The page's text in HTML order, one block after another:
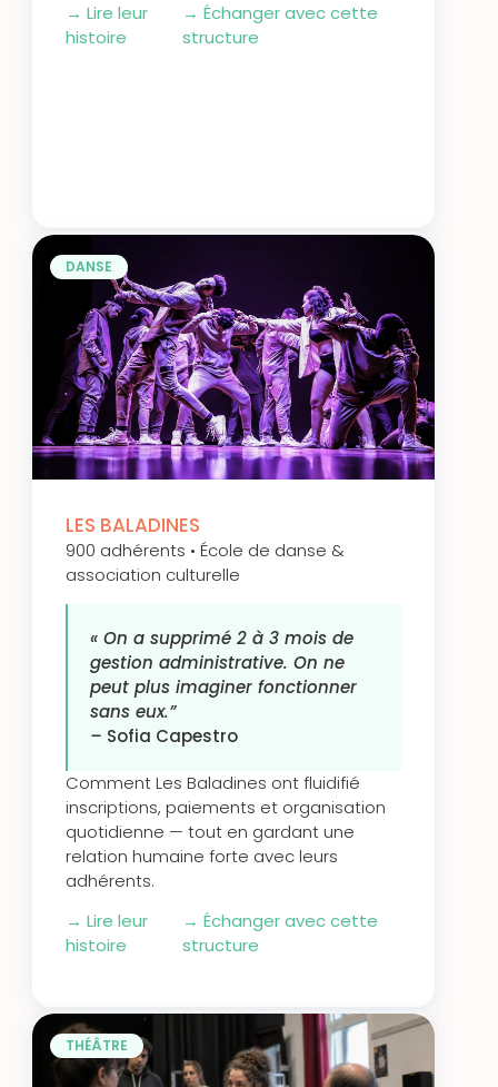
→ Lire leur
histoire
→ Échanger avec cette
structure
DANSE
LES BALADINES
900 adhérents • École de danse &
association culturelle
« On a supprimé 2 à 3 mois de
gestion administrative. On ne
peut plus imaginer fonctionner
sans eux.”
– Sofia Capestro
Comment Les Baladines ont fluidifié
inscriptions, paiements et organisation
quotidienne — tout en gardant une
relation humaine forte avec leurs
adhérents.
→ Lire leur
histoire
→ Échanger avec cette
structure
THÉÂTRE